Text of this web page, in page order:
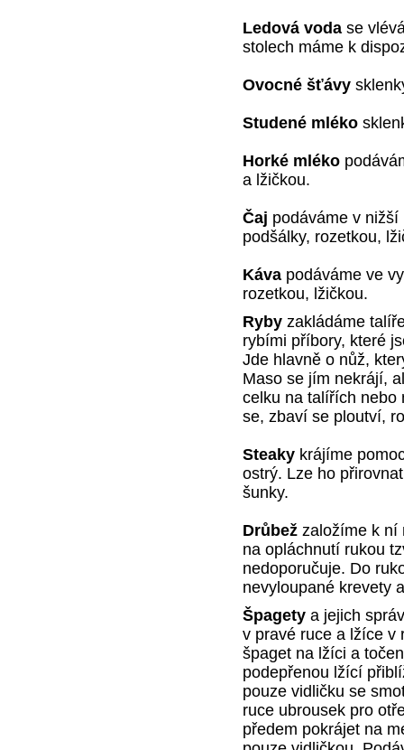
Ledová voda se
stolech máme k
Ovocné šťávy
Studené mléko
Horké mléko
a lžičkou.
Čaj podáváme v
podšálky, rozetkou,
Káva podáváme ve
rozetkou, lžičkou.
Ryby zakládáme
rybími příbory, které
Jde hlavně o nůž,
Maso se jím nekrájí,
celku na talířích nebo
se, zbaví se ploutví,
Steaky krájíme
ostrý. Lze ho
šunky.
Drůbež založíme k ní
na opláchnutí rukou
nedoporučuje. Do
nevyloupané krevety
Špagety a jejich
v pravé ruce a lžíce v
špaget na lžíci a
podepřenou lžící
pouze vidličku se
ruce ubrousek pro
předem pokrájet na